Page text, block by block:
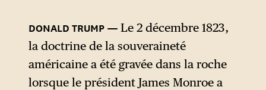
Le 2 décembre 1823,
la doctrine de la souveraineté
américaine a été gravée dans la roche
lorsque le président James Monroe a